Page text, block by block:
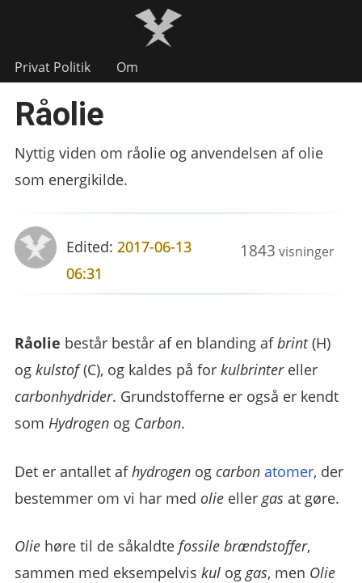
Privat Politik Om
Råolie
Nyttig viden om råolie og anvendelsen af olie
som energikilde.
1843 visninger
Edited:2017-06-13
06:31
Råolie består består af en blanding afbrint(H)
ogkulstof(C), og kaldes på forkulbrintereller
carbonhydrider. Grundstofferne er også er kendt
somHydrogen og Carbon.
Det er antallet afhydrogen og carbon atomer, der
bestemmer om vi har med olie eller gas at gøre.
Olie høre til de såkaldtefossile brændstoffer,
sammen med eksempelviskul oggas, men Olie